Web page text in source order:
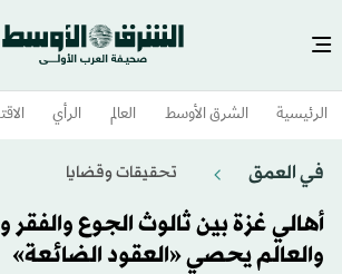
الرئيسية الشرق الأوسط​ العالم الرأي
في العمق تحقيقات وقضايا
أهالي غزة بين ثالوث الجوع
والعالم يحصي «العقود الضائعة»